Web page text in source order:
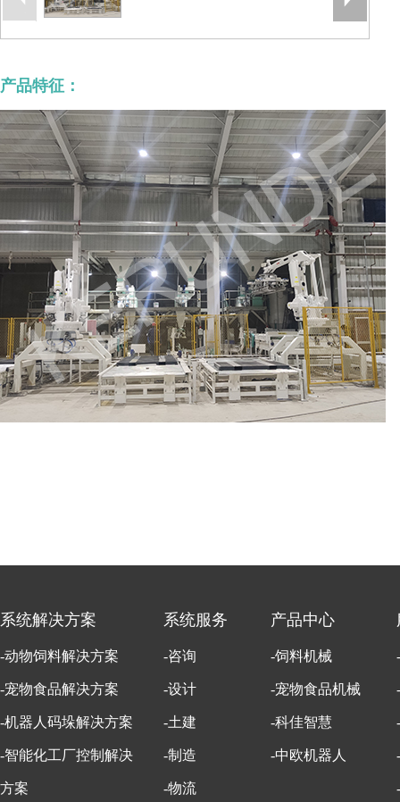
产品特征：
系统解决方案
-动物饲料解决方案
-宠物食品解决方案
-机器人码垛解决方案
-智能化工厂控制解决
方案
系统服务
-咨询
-设计
-土建
-制造
-物流
产品中心
-饲料机械
-宠物食品机械
-科佳智慧
-中欧机器人